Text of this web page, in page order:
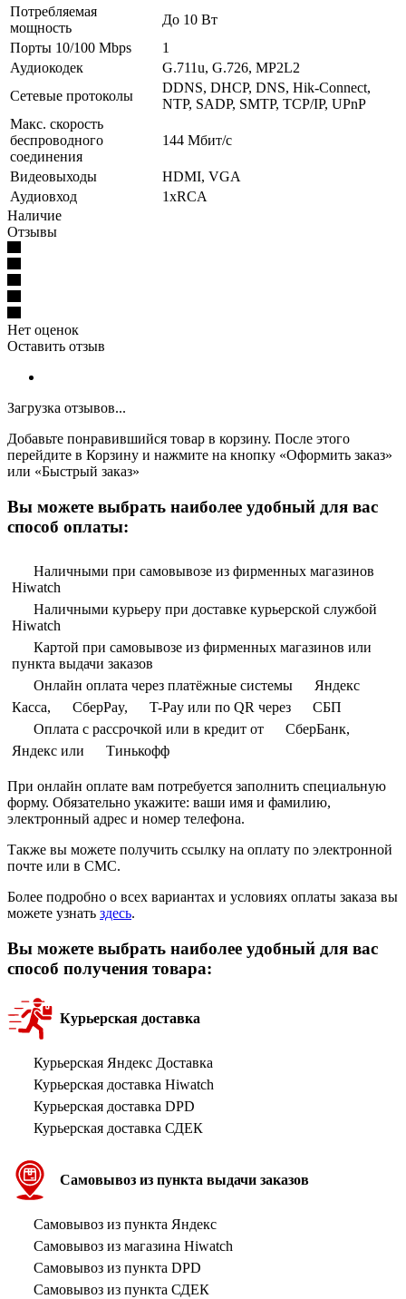
Потребляемая
мощность
До 10 Вт
Порты 10/100 Mbps
1
Аудиокодек
G.711u, G.726, MP2L2
Сетевые протоколы
DDNS, DHCP, DNS, Hik-Connect,
NTP, SADP, SMTP, TCP/IP, UPnP
Макс. скорость
беспроводного
соединения
144 Мбит/с
Видеовыходы
HDMI, VGA
Аудиовход
1хRCA
Наличие
Отзывы
Нет оценок
Оставить отзыв
Загрузка отзывов...
Добавьте понравившийся товар в корзину. После этого
перейдите в Корзину и нажмите на кнопку «Оформить заказ»
или «Быстрый заказ»
Вы можете выбрать наиболее удобный для вас
способ оплаты:
Наличными при самовывозе из фирменных магазинов
Hiwatch
Наличными курьеру при доставке курьерской службой
Hiwatch
Картой при самовывозе из фирменных магазинов или
пункта выдачи заказов
Онлайн оплата через платёжные системы
Яндекс
Касса,
СберPay, T-Pay или по QR через
СБП
Оплата с рассрочкой или в кредит от
СберБанк,
Яндекс или
Тинькофф
При онлайн оплате вам потребуется заполнить специальную
форму. Обязательно укажите: ваши имя и фамилию,
электронный адрес и номер телефона.
Также вы можете получить ссылку на оплату по электронной
почте или в СМС.
Более подробно о всех вариантах и условиях оплаты заказа вы
можете узнать здесь.
Вы можете выбрать наиболее удобный для вас
способ получения товара:
Курьерская доставка
Курьерская Яндекс Доставка
Курьерская доставка Hiwatch
Курьерская доставка DPD
Курьерская доставка СДЕК
Самовывоз из пункта выдачи заказов
Самовывоз из пункта Яндекс
Самовывоз из магазина Hiwatch
Самовывоз из пункта DPD
Самовывоз из пункта СДЕК